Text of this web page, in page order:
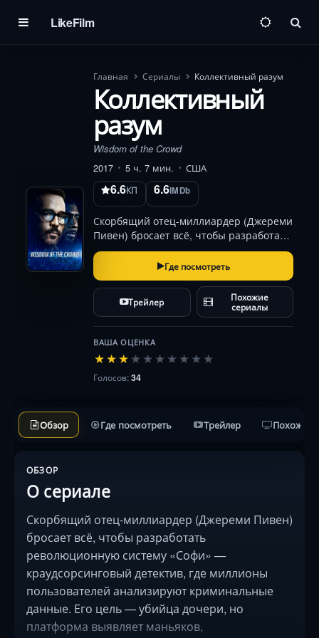
LikeFilm
Главная Сериалы Коллективный разум
Коллективный
разум
Wisdom of the Crowd
2017
5 ч. 7 мин. США
6.6КП 6.6IMDb
Скорбящий отец-миллиардер (Джереми
Пивен) бросает всё, чтобы разработать
революционную систему «Софи» —
краудсорсинговый детектив, где
миллионы пользователей анализируют
криминальные данные. Его цель —
убийца дочери, но …
Где посмотреть
Трейлер Похожие
сериалы
ВАША ОЦЕНКА
★★★ ★ ★ ★ ★ ★ ★ ★
Голосов:34
Обзор Где посмотреть Трейлер Похожие
ОБЗОР
О сериале
Скорбящий отец-миллиардер (Джереми Пивен)
бросает всё, чтобы разработать
революционную систему «Софи» —
краудсорсинговый детектив, где миллионы
пользователей анализируют криминальные
данные. Его цель — убийца дочери, но
платформа выявляет маньяков,